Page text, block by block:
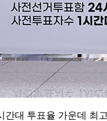
대 투표율 가운데 최